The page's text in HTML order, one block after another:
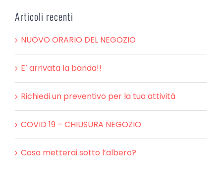
Articoli recenti
NUOVO ORARIO DEL NEGOZIO
E’ arrivata la banda!!
Richiedi un preventivo per la tua attività
COVID 19 – CHIUSURA NEGOZIO
Cosa metterai sotto l’albero?